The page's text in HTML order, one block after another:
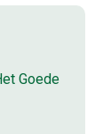
Goede